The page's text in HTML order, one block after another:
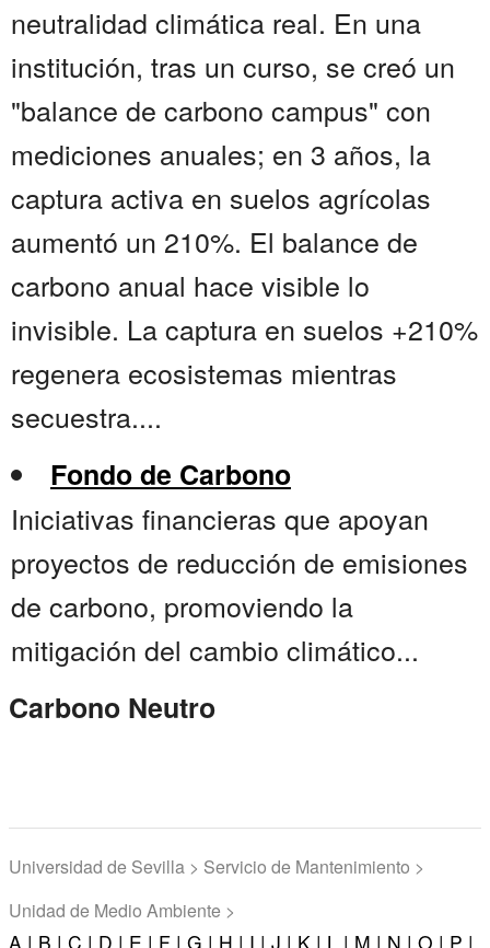
neutralidad climática real. En una
institución, tras un curso, se creó un
"balance de carbono campus" con
mediciones anuales; en 3 años, la
captura activa en suelos agrícolas
aumentó un 210%. El balance de
carbono anual hace visible lo
invisible. La captura en suelos +210%
regenera ecosistemas mientras
secuestra....
Fondo de Carbono
Iniciativas financieras que apoyan
proyectos de reducción de emisiones
de carbono, promoviendo la
mitigación del cambio climático...
Carbono Neutro
Universidad de Sevilla > Servicio de Mantenimiento >
Unidad de Medio Ambiente >
A | B | C | D | E | F | G | H | I | J | K | L | M | N | O | P |